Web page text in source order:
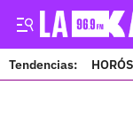
Tendencias: